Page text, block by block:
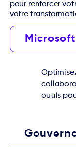
pour renforcer
votre
Microsoft
outils